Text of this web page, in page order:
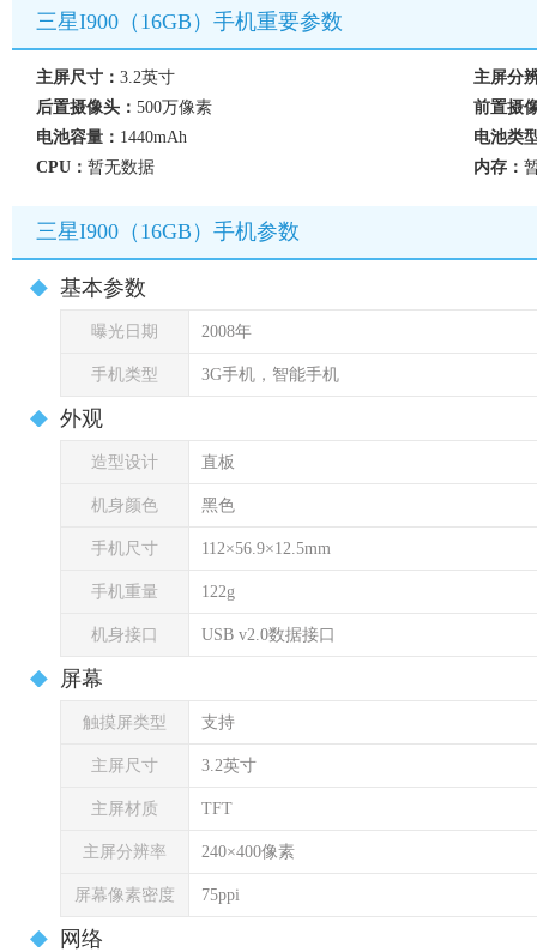
三星I900（16GB）手机重要参数
主屏尺寸： 3.2英寸
主屏分
后置摄像头： 500万像素
前置摄
电池容量： 1440mAh
电池类
CPU： 暂无数据 内存：
三星I900（16GB）手机参数
基本参数
曝光日期 2008年
手机类型 3G手机，智能手机
外观
造型设计 直板
机身颜色 黑色
手机尺寸 112×56.9×12.5mm
手机重量 122g
机身接口 USB v2.0数据接口
屏幕
触摸屏类型 支持
主屏尺寸 3.2英寸
主屏材质 TFT
主屏分辨率 240×400像素
屏幕像素密度 75ppi
网络